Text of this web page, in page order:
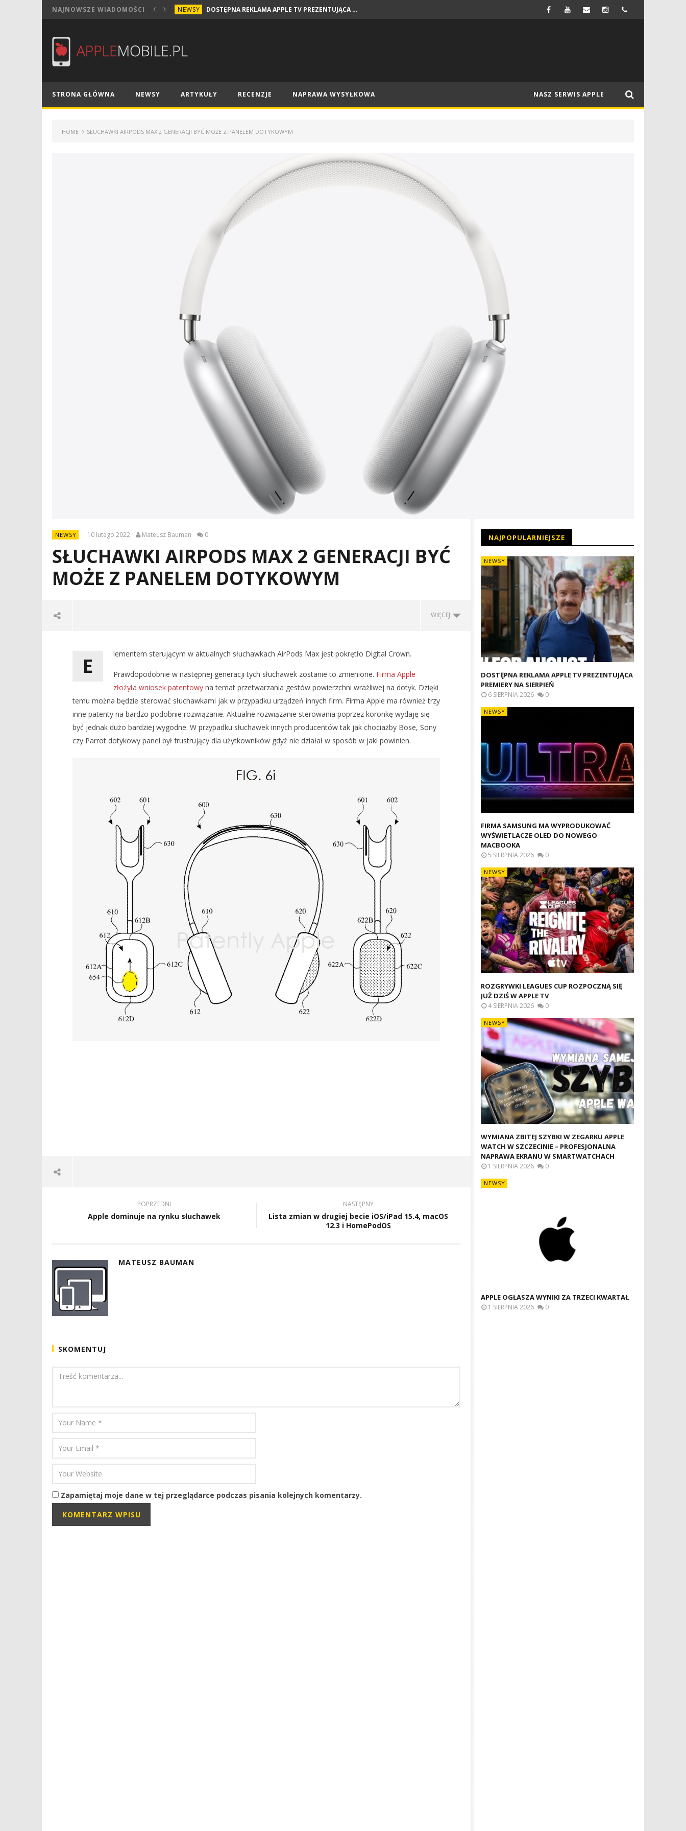
NAJNOWSZE WIADOMOŚCI NEWSY DOSTĘPNA REKLAMA APPLE TV PREZENTUJĄCA PREMIERY NA SIERPIEŃ NEWSY
STRONA GŁÓWNA NEWSY ARTYKUŁY RECENZJE NAPRAWA WYSYŁKOWA NASZ SERWIS APPLE
HOME SŁUCHAWKI AIRPODS MAX 2 GENERACJI BYĆ MOŻE Z PANELEM DOTYKOWYM
NEWSY 10 lutego 2022 Mateusz Bauman 0
SŁUCHAWKI AIRPODS MAX 2 GENERACJI BYĆ
MOŻE Z PANELEM DOTYKOWYM
WIĘCEJ
NOW VIEWING
SŁUCHAWKI AIRPODS MAX 2
GENERACJI BYĆ MOŻE Z PANELEM
DOSTĘPNA REKLAMA APPLE TV
Mateusz
Bauman
FIRMA SAMSUNG MA
Mateusz
ROZGRYWKI LEAGUES CUP
ROZPOCZNĄ SIĘ JUŻ DZIŚ W APPLE
Mateusz
WYMIANA ZBITEJ SZYBKI W
APPLE WATCH W
PROFESJONALNA NAPRAWA
W SMARTWATCHACH
10
lutego
E lementem sterującym w aktualnych słuchawkach AirPods Max jest pokrętło Digital Crown.
Prawdopodobnie w następnej generacji tych słuchawek zostanie to zmienione. Firma Apple
złożyła wniosek patentowyna temat przetwarzania gestów powierzchni wrażliwej na dotyk. Dzięki
temu można będzie sterować słuchawkami jak w przypadku urządzeń innych firm. Firma Apple ma również trzy
inne patenty na bardzo podobnie rozwiązanie. Aktualne rozwiązanie sterowania poprzez koronkę wydaję się
być jednak dużo bardziej wygodne. W przypadku słuchawek innych producentów tak jak chociażby Bose, Sony
czy Parrot dotykowy panel był frustrujący dla użytkowników gdyż nie działał w sposób w jaki powinien.
POPRZEDNI
Apple dominuje na rynku słuchawek
NASTĘPNY
Lista zmian w drugiej becie iOS/iPad 15.4, macOS
12.3 i HomePodOS
MATEUSZ BAUMAN
SKOMENTUJ
Zapamiętaj moje dane w tej przeglądarce podczas pisania kolejnych komentarzy.
NAJPOPULARNIEJSZE
NEWSY
DOSTĘPNA REKLAMA APPLE TV PREZENTUJĄCA
PREMIERY NA SIERPIEŃ
6 SIERPNIA 2026 0
NEWSY
FIRMA SAMSUNG MA WYPRODUKOWAĆ
WYŚWIETLACZE OLED DO NOWEGO
MACBOOKA
5 SIERPNIA 2026 0
NEWSY
ROZGRYWKI LEAGUES CUP ROZPOCZNĄ SIĘ
JUŻ DZIŚ W APPLE TV
4 SIERPNIA 2026 0
NEWSY
WYMIANA ZBITEJ SZYBKI W ZEGARKU APPLE
WATCH W SZCZECINIE – PROFESJONALNA
NAPRAWA EKRANU W SMARTWATCHACH
1 SIERPNIA 2026 0
NEWSY
APPLE OGŁASZA WYNIKI ZA TRZECI KWARTAŁ
1 SIERPNIA 2026 0